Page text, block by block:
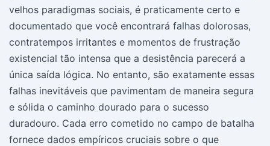
velhos paradigmas sociais, é praticamente certo e
documentado que você encontrará falhas dolorosas,
contratempos irritantes e momentos de frustração
existencial tão intensa que a desistência parecerá a
única saída lógica. No entanto, são exatamente essas
falhas inevitáveis que pavimentam de maneira segura
e sólida o caminho dourado para o sucesso
duradouro. Cada erro cometido no campo de batalha
fornece dados empíricos cruciais sobre o que